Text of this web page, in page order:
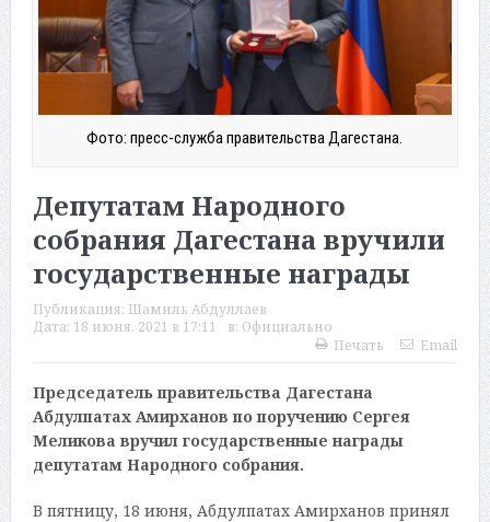
Фото: пресс-служба правительства Дагестана.
Депутатам Народного
собрания Дагестана вручили
государственные награды
Публикация: Шамиль Абдуллаев
Дата: 18 июня, 2021 в 17:11 в: Официально
Печать
Email
Председатель правительства Дагестана
Абдулпатах Амирханов по поручению Сергея
Меликова вручил государственные награды
депутатам Народного собрания.
В пятницу, 18 июня, Абдулпатах Амирханов принял